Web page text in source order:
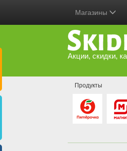
Магазины
Акции, скидки,
Продукты